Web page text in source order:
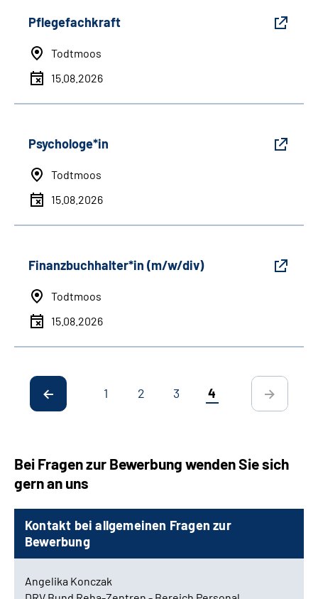
Pflegefachkraft
Todtmoos
15.08.2026
Psychologe*in
Todtmoos
15.08.2026
Finanzbuchhalter*in (m/w/div)
Todtmoos
15.08.2026
1 2 3 4
Bei Fragen zur Bewerbung wenden Sie sich
gern an uns
Kontakt bei allgemeinen Fragen zur
Bewerbung
Angelika Konczak